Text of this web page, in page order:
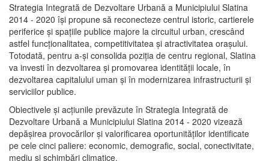
Strategia Integrată de Dezvoltare Urbană a Municipiului Slatina
2014 - 2020 își propune să reconecteze centrul istoric, cartierele
periferice şi spaţiile publice majore la circuitul urban, crescând
astfel funcţionalitatea, competitivitatea şi atractivitatea oraşului.
Totodată, pentru a-şi consolida poziţia de centru regional, Slatina
va investi în dezvoltarea şi promovarea identităţii locale, în
dezvoltarea capitalului uman şi în modernizarea infrastructurii şi
serviciilor publice.
Obiectivele şi acţiunile prevăzute în Strategia Integrată de
Dezvoltare Urbană a Municipiului Slatina 2014 - 2020 vizează
depășirea provocărilor şi valorificarea oportunităţilor identificate
pe cele cinci paliere: economic, demografic, social, conectivitate,
mediu şi schimbări climatice.